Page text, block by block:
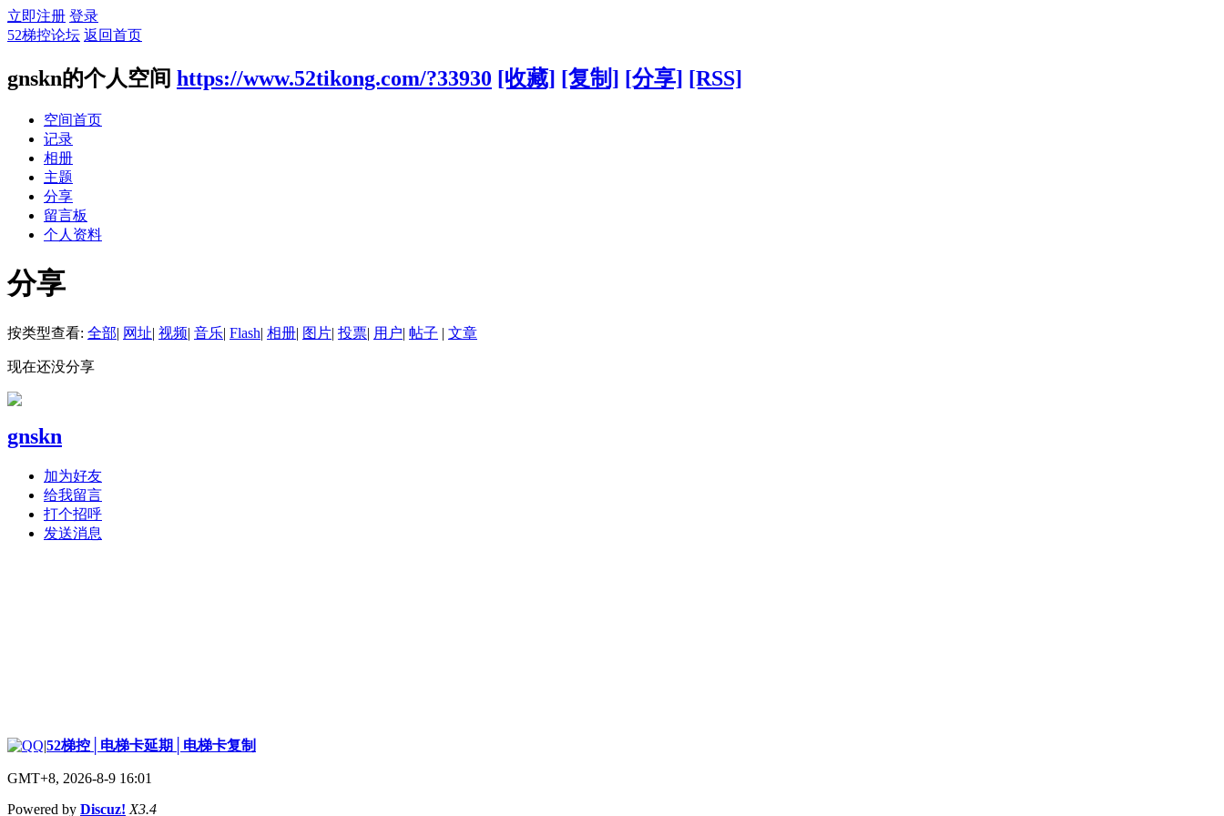
立即注册 登录
52梯控论坛 返回首页
gnskn的个人空间 https://www.52tikong.com/?33930 [收藏] [复制] [分享] [RSS]
空间首页
记录
相册
主题
分享
留言板
个人资料
分享
按类型查看: 全部| 网址| 视频| 音乐| Flash| 相册| 图片| 投票| 用户| 帖子 | 文章
现在还没分享
gnskn
加为好友
给我留言
打个招呼
发送消息
|52梯控│电梯卡延期│电梯卡复制
GMT+8, 2026-8-9 16:01
Powered by Discuz! X3.4